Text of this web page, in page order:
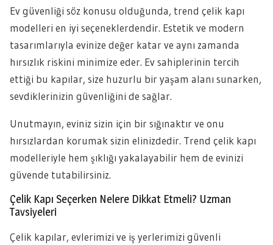
Ev güvenliği söz konusu olduğunda, trend çelik kapı
modelleri en iyi seçeneklerdendir. Estetik ve modern
tasarımlarıyla evinize değer katar ve aynı zamanda
hırsızlık riskini minimize eder. Ev sahiplerinin tercih
ettiği bu kapılar, size huzurlu bir yaşam alanı sunarken,
sevdiklerinizin güvenliğini de sağlar.
Unutmayın, eviniz sizin için bir sığınaktır ve onu
hırsızlardan korumak sizin elinizdedir. Trend çelik kapı
modelleriyle hem şıklığı yakalayabilir hem de evinizi
güvende tutabilirsiniz.
Çelik Kapı Seçerken Nelere Dikkat Etmeli? Uzman
Tavsiyeleri
Çelik kapılar, evlerimizi ve iş yerlerimizi güvenli